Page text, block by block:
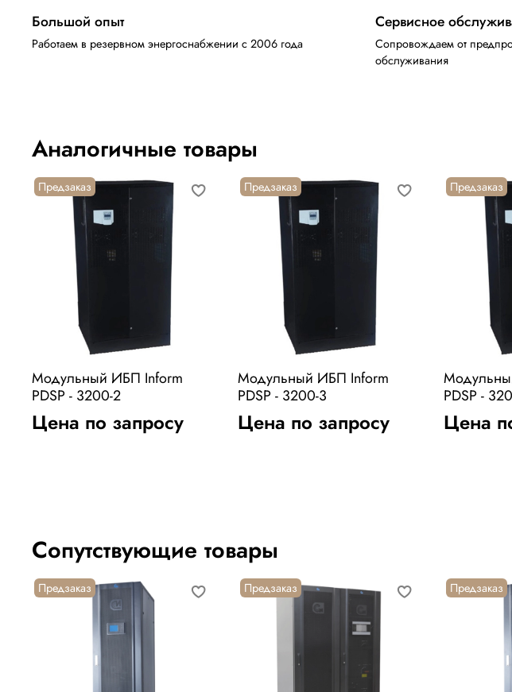
Большой опыт
Работаем в резервном энергоснабжении с 2006 года
Сервисное
Сопровождаем от
обслуживания
Аналогичные товары
Предзаказ
Модульный ИБП Inform
PDSP - 3200-2
Цена по запросу
Предзаказ
Модульный ИБП Inform
PDSP - 3200-3
Цена по запросу
Предзаказ
PDSP -
Цена
Сопутствующие товары
Предзаказ Предзаказ Предзаказ